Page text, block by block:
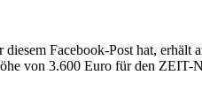
Facebook-Post hat, erhält
von 3.600 Euro für den ZEIT-